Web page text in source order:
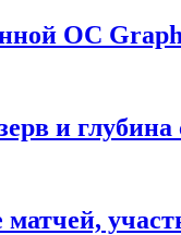
ОС
и глубина